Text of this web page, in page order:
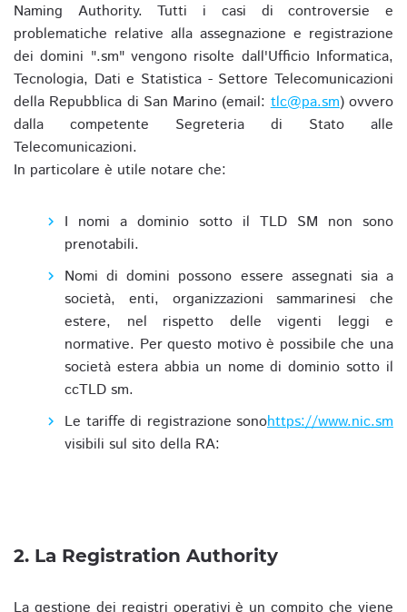
Naming Authority. Tutti i casi di controversie e
problematiche relative alla assegnazione e registrazione
dei domini ".sm" vengono risolte dall'Ufficio Informatica,
Tecnologia, Dati e Statistica - Settore Telecomunicazioni
della Repubblica di San Marino (email:tlc@pa.sm) ovvero
dalla competente Segreteria di Stato alle
Telecomunicazioni.
In particolare è utile notare che:
I nomi a dominio sotto il TLD SM non sono
prenotabili.
Nomi di domini possono essere assegnati sia a
società, enti, organizzazioni sammarinesi che
estere, nel rispetto delle vigenti leggi e
normative. Per questo motivo è possibile che una
società estera abbia un nome di dominio sotto il
ccTLD sm.
Le tariffe di registrazione sono
visibili sul sito della RA:
https://www.nic.sm
2. La Registration Authority